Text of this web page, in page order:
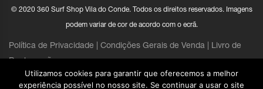
© 2020 360 Surf Shop Vila do Conde. Todos os direitos reservados. Imagens
podem variar de cor de acordo com o ecrã.
Política de Privacidade | Condições Gerais de Venda
Livro de
Reclamações
Utilizamos cookies para garantir que oferecemos a melhor
experiência possível no nosso site. Se continuar a usar o site